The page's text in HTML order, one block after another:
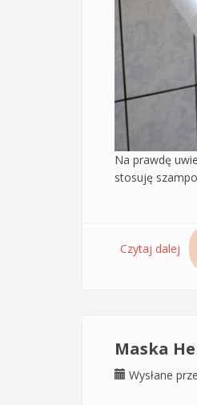
Na prawdę
stosuję
Czytaj dalej
Maska
Wysłane